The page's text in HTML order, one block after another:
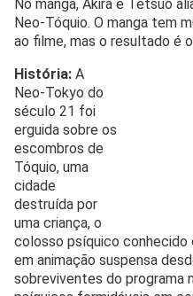
No manga, Akira e Tetsuo
Neo-Tóquio. O manga tem
ao filme, mas o resultado é
História: A
Neo-Tokyo do
século 21 foi
erguida sobre os
escombros de
Tóquio, uma
cidade
destruída por
uma criança, o
colosso psíquico conhecido
em animação suspensa
sobreviventes do programa